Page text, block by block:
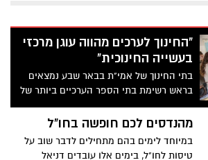
"החינוך לערכים מהווה עוגן מרכזי
בעשייה החינוכית"
בתי החינוך של אמי"ת בבאר שבע נמצאים
בראש רשימת בתי הספר הערכיים ביותר של
משרד החינוך. ראש ישיבת אמית: "גאה בצוות
המורים שהוכיח כי מסירות עבור כל תלמיד
מהנדסים לכם חופשה בחו"ל
במיוחד לימים בהם מתחילים לדבר שוב על
טיסות לחו"ל, בימים אלו עובדים דניאל